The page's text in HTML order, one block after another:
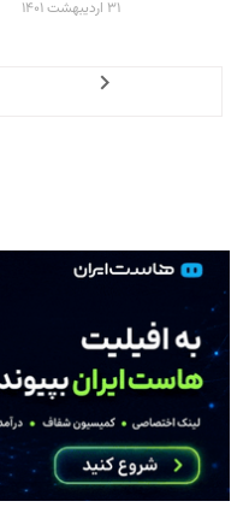
۳۱ اردیبهشت ۱۴۰۱